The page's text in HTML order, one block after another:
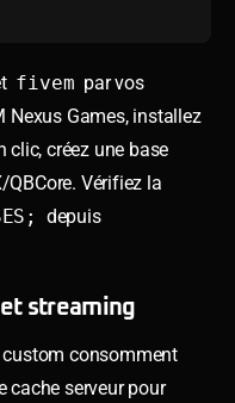
fivem par vos
Nexus Games, installez
clic, créez une base
Vérifiez la
depuis
streaming
custom consomment
cache serveur pour